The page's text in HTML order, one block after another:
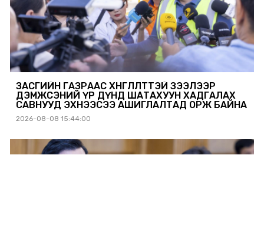
ЗАСГИЙН ГАЗРААС ХӨНГӨЛӨЛТТЭЙ ЗЭЭЛЭЭР
ДЭМЖСЭНИЙ ҮР ДҮНД ШАТАХУУН ХАДГАЛАХ
САВНУУД ЭХНЭЭСЭЭ АШИГЛАЛТАД ОРЖ БАЙНА
2026-08-08 15:44:00